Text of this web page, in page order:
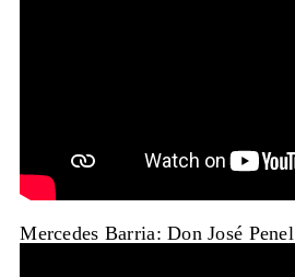
Mercedes Barria: Don José Penel